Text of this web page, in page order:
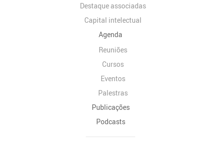
Destaque associadas
Capital intelectual
Agenda
Reuniões
Cursos
Eventos
Palestras
Publicações
Podcasts